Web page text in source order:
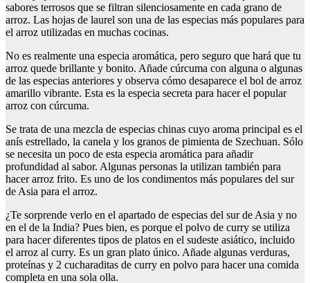
sabores terrosos que se filtran silenciosamente en cada grano de
arroz. Las hojas de laurel son una de las especias más populares para
el arroz utilizadas en muchas cocinas.
No es realmente una especia aromática, pero seguro que hará que tu
arroz quede brillante y bonito. Añade cúrcuma con alguna o algunas
de las especias anteriores y observa cómo desaparece el bol de arroz
amarillo vibrante. Esta es la especia secreta para hacer el popular
arroz con cúrcuma.
Se trata de una mezcla de especias chinas cuyo aroma principal es el
anís estrellado, la canela y los granos de pimienta de Szechuan. Sólo
se necesita un poco de esta especia aromática para añadir
profundidad al sabor. Algunas personas la utilizan también para
hacer arroz frito. Es uno de los condimentos más populares del sur
de Asia para el arroz.
¿Te sorprende verlo en el apartado de especias del sur de Asia y no
en el de la India? Pues bien, es porque el polvo de curry se utiliza
para hacer diferentes tipos de platos en el sudeste asiático, incluido
el arroz al curry. Es un gran plato único. Añade algunas verduras,
proteínas y 2 cucharaditas de curry en polvo para hacer una comida
completa en una sola olla.